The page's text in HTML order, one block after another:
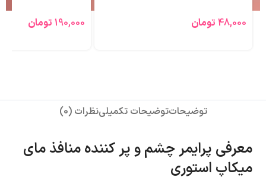
48,000 تومان 190,000 تومان
توضیحاتتوضیحات تکمیلینظرات (0)
معرفی پرایمر چشم و پر کننده منافذ مای
میکاپ استوری